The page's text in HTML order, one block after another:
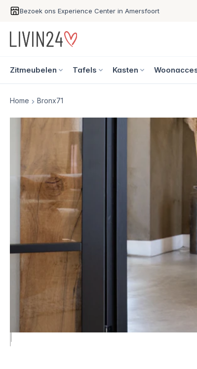
Bezoek ons Experience Center in Amersfoort
Zitmeubelen Tafels Kasten
Home Bronx71
Bronx71